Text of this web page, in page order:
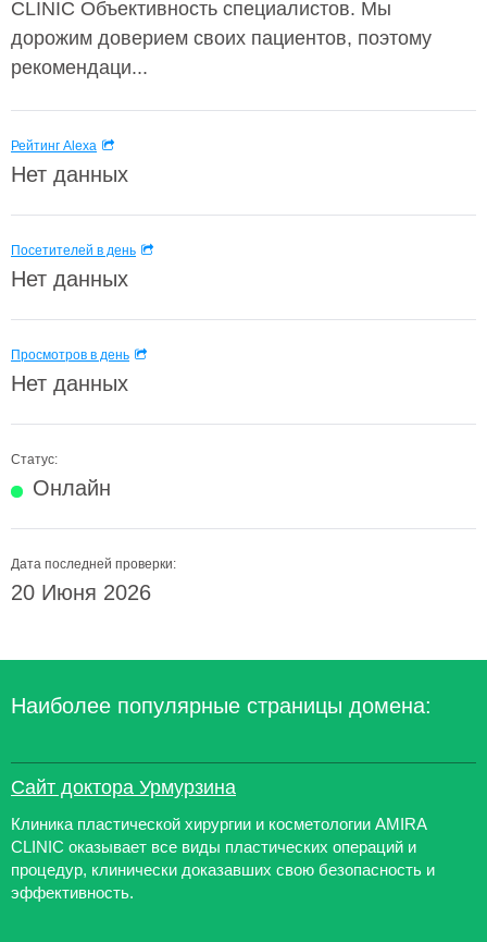
CLINIC Объективность специалистов. Мы
дорожим доверием своих пациентов, поэтому
рекомендаци...
Рейтинг Alexa
Нет данных
Посетителей в день
Нет данных
Просмотров в день
Нет данных
Статус:
Онлайн
Дата последней проверки:
20 Июня 2026
Наиболее популярные страницы домена:
Сайт доктора Урмурзина
Клиника пластической хирургии и косметологии AMIRA
CLINIC оказывает все виды пластических операций и
процедур, клинически доказавших свою безопасность и
эффективность.